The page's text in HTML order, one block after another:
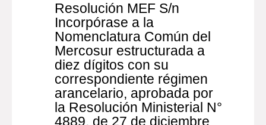
Resolución MEF S/n
Incorpórase a la
Nomenclatura Común del
Mercosur estructurada a
diez dígitos con su
correspondiente régimen
arancelario, aprobada por
la Resolución Ministerial N°
4889, de 27 de diciembre